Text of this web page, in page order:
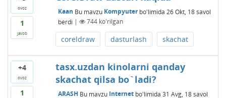
ovoz
1
javob
Kaan Bu mavzu Kompyuterbo'limida 26 Okt, 18 savol
berdi | 744ko'rilgan
coreldraw dasturlash skachat
+4
ovoz
1
tasx.uzdan kinolarni qanday
skachat qilsa bo`ladi?
ARASH Bu mavzu Internetbo'limida 31 Avg, 18 savol